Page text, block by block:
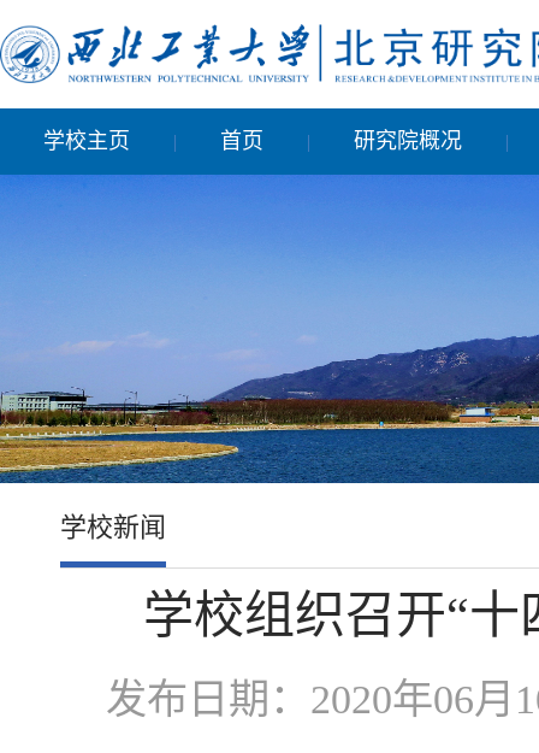
学校主页 | 首页 | 研究院概况 |
学校新闻
学校组织召开“
发布日期：2020年06